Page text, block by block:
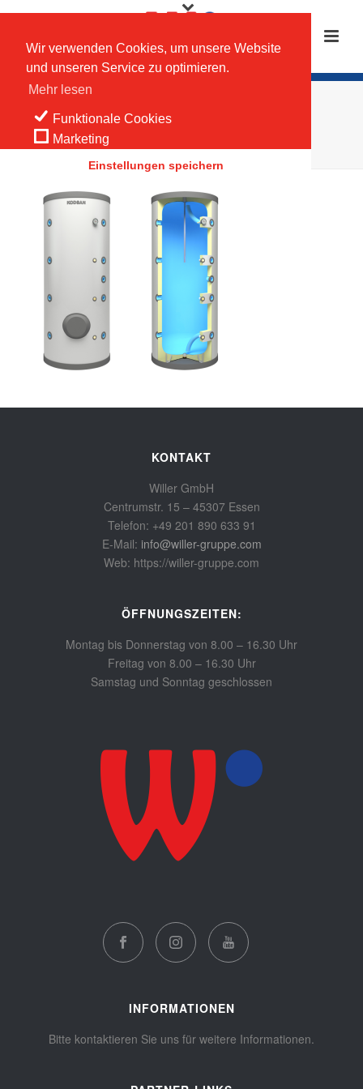
Wir verwenden Cookies, um unsere Website
und unseren Service zu optimieren.
Mehr lesen
Funktionale Cookies
Marketing
Einstellungen speichern
KAT
KONTAKT
Willer GmbH
Centrumstr. 15 – 45307 Essen
Telefon: +49 201 890 633 91
E-Mail: info@willer-gruppe.com
Web: https://willer-gruppe.com
ÖFFNUNGSZEITEN:
Montag bis Donnerstag von 8.00 – 16.30 Uhr
Freitag von 8.00 – 16.30 Uhr
Samstag und Sonntag geschlossen
INFORMATIONEN
Bitte kontaktieren Sie uns für weitere Informationen.